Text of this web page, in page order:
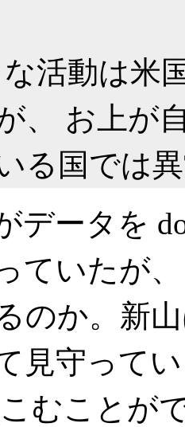
活動は米
、 お上が
る国では
データを
ていたが
のか。新
見守って
むことが